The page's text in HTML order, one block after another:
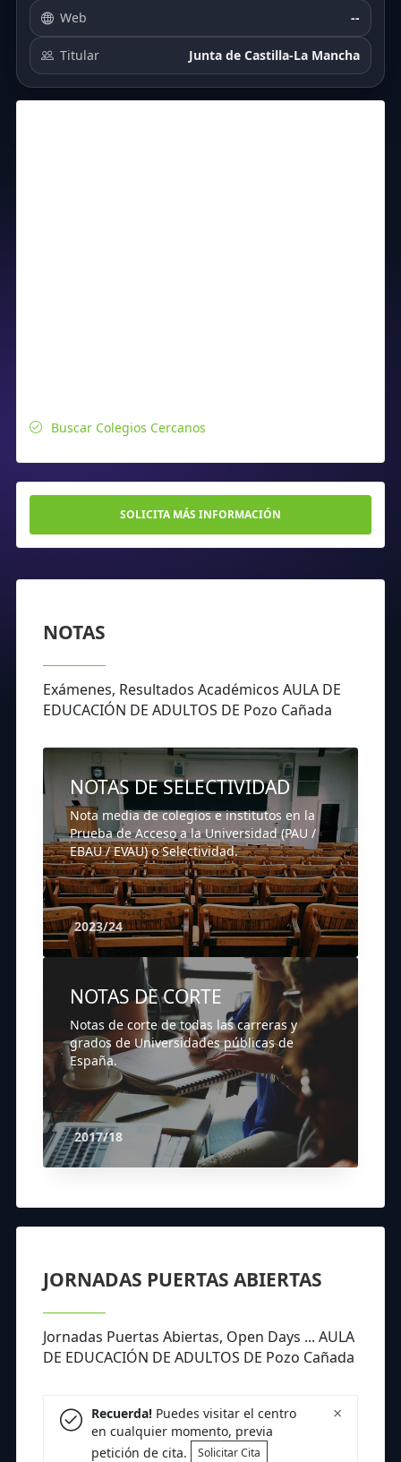
Web --
Titular Junta de Castilla-La Mancha
Buscar Colegios Cercanos
SOLICITA MÁS INFORMACIÓN
NOTAS
Exámenes, Resultados Académicos AULA DE
EDUCACIÓN DE ADULTOS DE Pozo Cañada
NOTAS DE SELECTIVIDAD
Nota media de colegios e institutos en la
Prueba de Acceso a la Universidad (PAU /
EBAU / EVAU) o Selectividad.
2023/24
NOTAS DE CORTE
Notas de corte de todas las carreras y
grados de Universidades públicas de
España.
2017/18
JORNADAS PUERTAS ABIERTAS
Jornadas Puertas Abiertas, Open Days ... AULA
DE EDUCACIÓN DE ADULTOS DE Pozo Cañada
×
Recuerda!Puedes visitar el centro
en cualquier momento, previa
petición de cita.
Solicitar Cita